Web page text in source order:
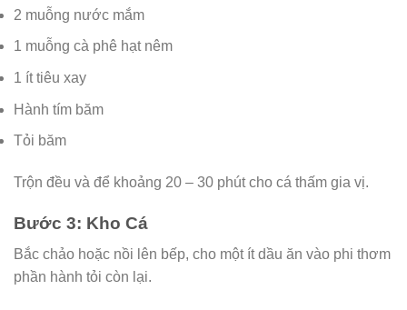
2 muỗng nước mắm
1 muỗng cà phê hạt nêm
1 ít tiêu xay
Hành tím băm
Tỏi băm
Trộn đều và để khoảng 20 – 30 phút cho cá thấm gia vị.
Bước 3: Kho Cá
Bắc chảo hoặc nồi lên bếp, cho một ít dầu ăn vào phi thơm
phần hành tỏi còn lại.